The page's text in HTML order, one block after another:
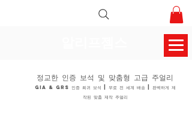
정교한 인증 보석 및 맞춤형 고급 주얼리
GIA & GRS 인증 희귀 보석 | 무료 전 세계 배송 | 완벽하게 제
작된 맞춤 제작 주얼리